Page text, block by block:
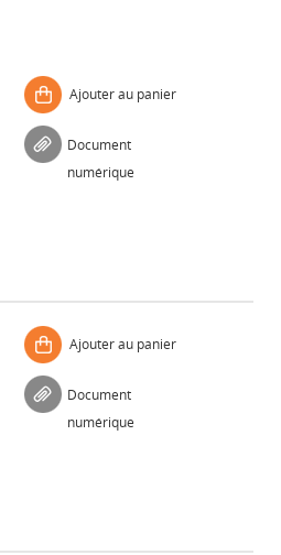
Ajouter au panier
Document
numérique
Ajouter au panier
Document
numérique